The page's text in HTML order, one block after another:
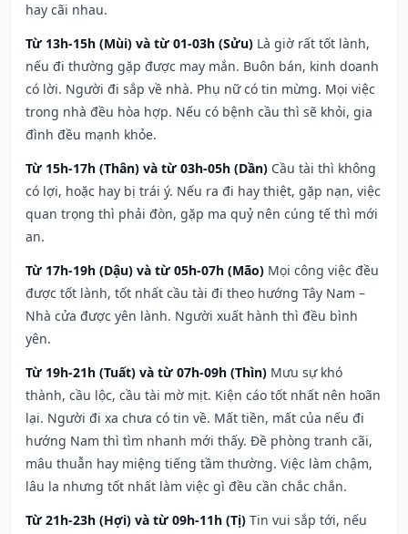
hay cãi nhau.
Từ 13h-15h (Mùi) và từ 01-03h (Sửu) Là giờ rất tốt lành,
nếu đi thường gặp được may mắn. Buôn bán, kinh doanh
có lời. Người đi sắp về nhà. Phụ nữ có tin mừng. Mọi việc
trong nhà đều hòa hợp. Nếu có bệnh cầu thì sẽ khỏi, gia
đình đều mạnh khỏe.
Từ 15h-17h (Thân) và từ 03h-05h (Dần) Cầu tài thì không
có lợi, hoặc hay bị trái ý. Nếu ra đi hay thiệt, gặp nạn, việc
quan trọng thì phải đòn, gặp ma quỷ nên cúng tế thì mới
an.
Từ 17h-19h (Dậu) và từ 05h-07h (Mão) Mọi công việc đều
được tốt lành, tốt nhất cầu tài đi theo hướng Tây Nam –
Nhà cửa được yên lành. Người xuất hành thì đều bình
yên.
Từ 19h-21h (Tuất) và từ 07h-09h (Thìn) Mưu sự khó
thành, cầu lộc, cầu tài mờ mịt. Kiện cáo tốt nhất nên hoãn
lại. Người đi xa chưa có tin về. Mất tiền, mất của nếu đi
hướng Nam thì tìm nhanh mới thấy. Đề phòng tranh cãi,
mâu thuẫn hay miệng tiếng tầm thường. Việc làm chậm,
lâu la nhưng tốt nhất làm việc gì đều cần chắc chắn.
Từ 21h-23h (Hợi) và từ 09h-11h (Tị) Tin vui sắp tới, nếu